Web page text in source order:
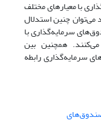
با معیارهای مختلف
می‌توان چنین استدلال
سرمایه‌گذاری با
همچنین بین
سرمایه‌گذاری رابطه